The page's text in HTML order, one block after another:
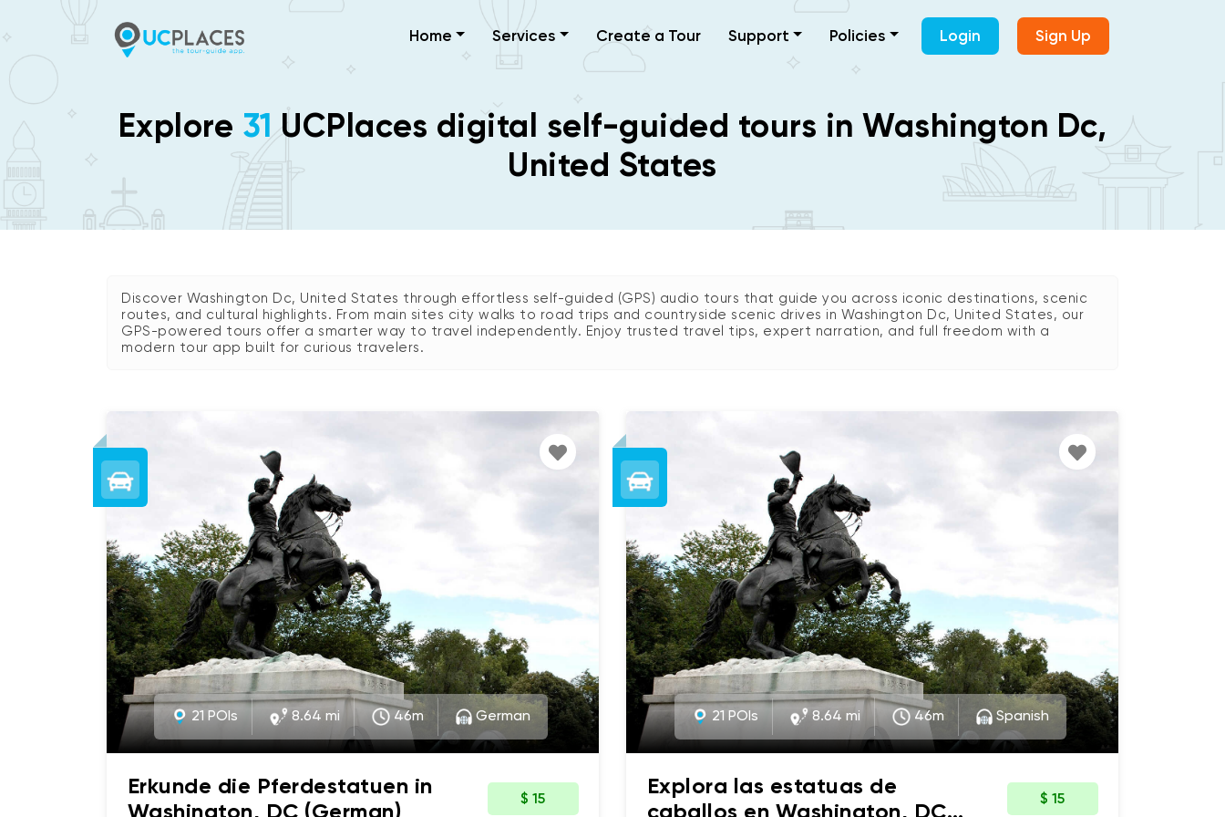
Home Services Create a Tour Support Policies Login Sign Up
Explore 31 UCPlaces digital self-guided tours in Washington Dc,
United States
Discover Washington Dc, United States through effortless self-guided (GPS) audio tours that guide you across iconic destinations, scenic
routes, and cultural highlights. From main sites city walks to road trips and countryside scenic drives in Washington Dc, United States, our
GPS-powered tours offer a smarter way to travel independently. Enjoy trusted travel tips, expert narration, and full freedom with a
modern tour app built for curious travelers.
21 POIs 8.64 mi 46m German
Erkunde die Pferdestatuen in
Washington, DC (German)
$ 15
21 POIs 8.64 mi 46m Spanish
Explora las estatuas de
caballos en Washington, DC
$ 15